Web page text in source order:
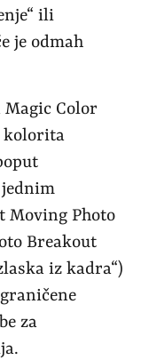
ili
je odmah
Color
kolorita
Moving Photo
Breakout
iz kadra“)
za